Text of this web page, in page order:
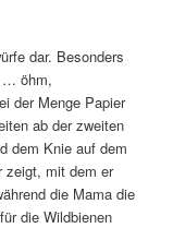
dar. Besonders
… öhm,
der Menge Papier
ab der zweiten
dem Knie auf dem
zeigt, mit dem er
die Mama die
die Wildbienen